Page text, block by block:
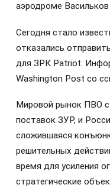
аэродроме
Сегодня стало
отказались
для ЗРК Patriot.
Washington Post со
Мировой рынок ПВО
поставок ЗУР, и
сложившаяся
решительных
время для усиления
стратегические